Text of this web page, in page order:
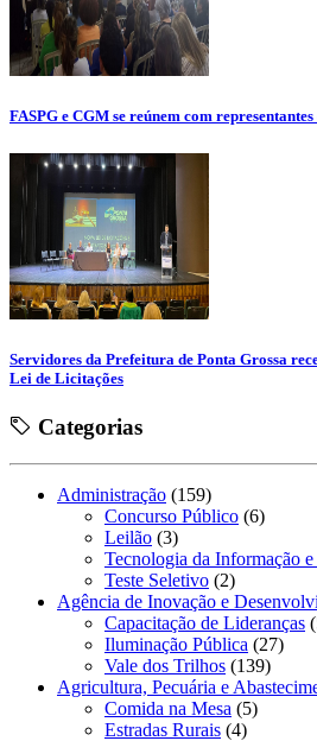
FASPG e CGM se reúnem com
Servidores da Prefeitura de Ponta Grossa
Lei de Licitações
Categorias
Administração (159)
Concurso Público (6)
Leilão (3)
Tecnologia da Informação
Teste Seletivo (2)
Agência de Inovação e
Capacitação de Lideranças
Iluminação Pública (27)
Vale dos Trilhos (139)
Agricultura, Pecuária e
Comida na Mesa (5)
Estradas Rurais (4)